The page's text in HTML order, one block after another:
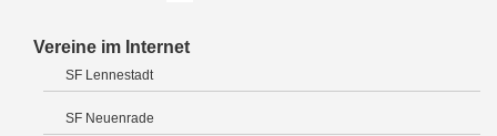
Vereine im Internet
SF Lennestadt
SF Neuenrade